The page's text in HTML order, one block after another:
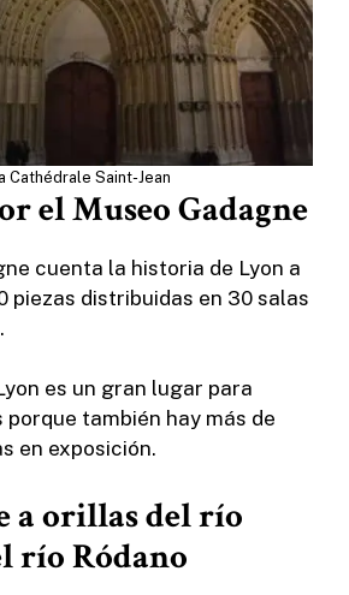
Cathédrale Saint-Jean
el Museo Gadagne
cuenta la historia de Lyon a
piezas distribuidas en 30 salas
es un gran lugar para
también hay más de
en exposición.
a orillas del río
río Ródano